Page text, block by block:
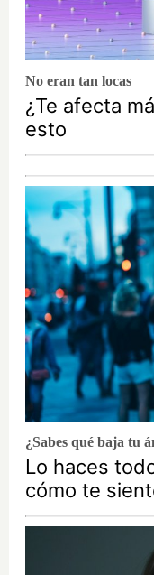
No eran tan locas
¿Te afecta
esto
¿Sabes qué baja tu
Lo haces
cómo te